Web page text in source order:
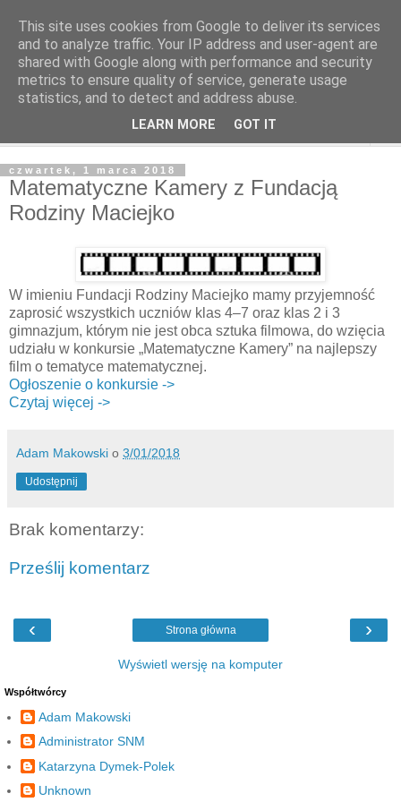
czwartek, 1 marca 2018
Matematyczne Kamery z Fundacją
Rodziny Maciejko
W imieniu Fundacji Rodziny Maciejko mamy przyjemność
zaprosić wszystkich uczniów klas 4–7 oraz klas 2 i 3
gimnazjum, którym nie jest obca sztuka filmowa, do wzięcia
udziału w konkursie „Matematyczne Kamery” na najlepszy
film o tematyce matematycznej.
Ogłoszenie o konkursie ->
Czytaj więcej ->
Adam Makowski o 3/01/2018
Udostępnij
Brak komentarzy:
Prześlij komentarz
‹ ›
Strona główna
Wyświetl wersję na komputer
Współtwórcy
Adam Makowski
Administrator SNM
Katarzyna Dymek-Polek
Unknown
This site uses cookies from Google to deliver its services
and to analyze traffic. Your IP address and user-agent are
shared with Google along with performance and security
metrics to ensure quality of service, generate usage
statistics, and to detect and address abuse.
LEARN MORE GOT IT